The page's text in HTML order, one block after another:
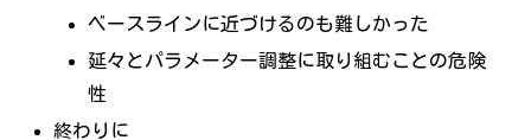
ベースラインに近づけるのも難しかった
延々とパラメーター調整に取り組むことの危険
性
終わりに